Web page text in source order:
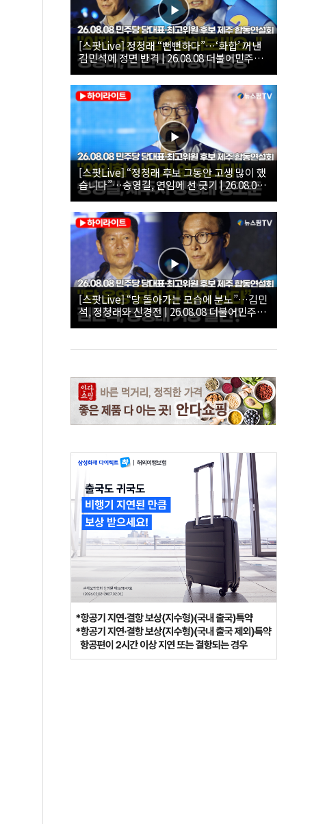
[스팟Live] 정청래 “뻔뻔하다”…‘화합’ 꺼낸
김민석에 정면 반격 | 26.08.08 더불어민주당
당대표·최고위원 후보 제주 합동연설회
[스팟Live] “정청래 후보 그동안 고생 많이 했
습니다”…송영길, 연임에 선 긋기 | 26.08.08
더불어민주당 당대표·최고위원 후보 제주 합
동연설회
[스팟Live] “당 돌아가는 모습에 분노”…김민
석, 정청래와 신경전 | 26.08.08 더불어민주당
당대표·최고위원 후보 제주 합동연설회